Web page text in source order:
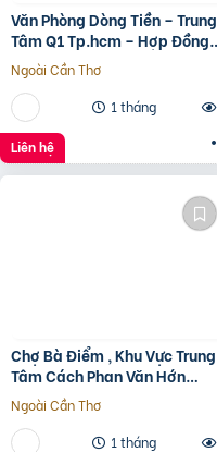
Văn Phòng Dòng Tiền – Trung
Tâm Q1 Tp.hcm – Hợp Đồng
Thuê 250 Triệu/Tháng – 115
Tỷ
Ngoài Cần Thơ
1 tháng
Liên hệ
Chợ Bà Điểm , Khu Vực Trung
Tâm Cách Phan Văn Hớn
100m
Ngoài Cần Thơ
1 tháng